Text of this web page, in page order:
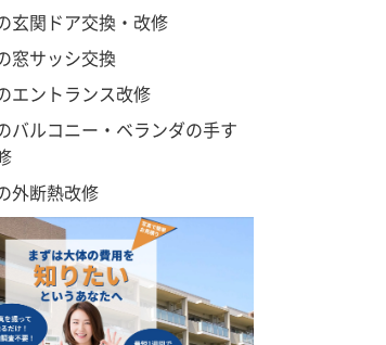
玄関ドア交換・改修
窓サッシ交換
エントランス改修
バルコニー・ベランダの手す
外断熱改修